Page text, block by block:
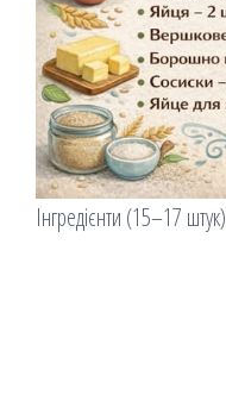
Інгредієнти (15–17 штук)